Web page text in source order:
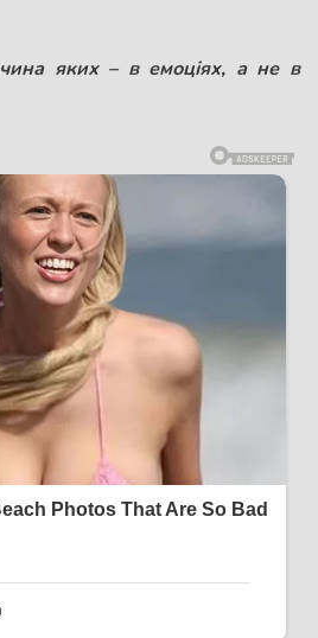
яких – в емоціях, а не в